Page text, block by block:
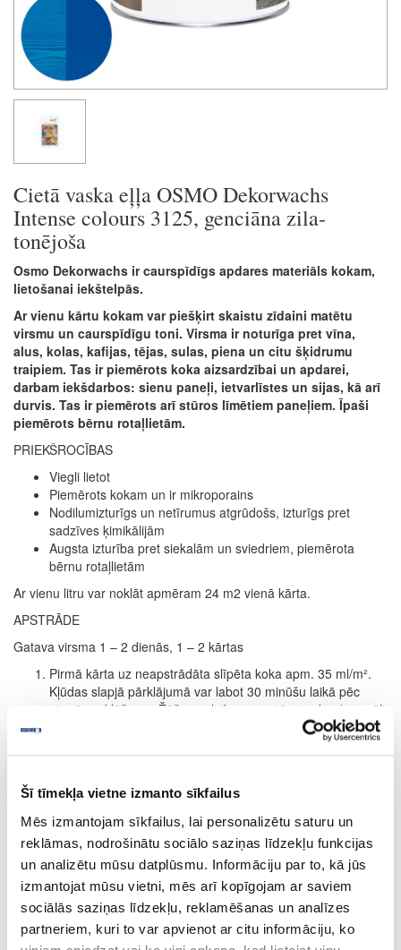
Šī tīmekļa vietne izmanto sīkfailus
Mēs izmantojam sīkfailus, lai personalizētu saturu un
reklāmas, nodrošinātu sociālo saziņas līdzekļu funkcijas
un analizētu mūsu datplūsmu. Informāciju par to, kā jūs
izmantojat mūsu vietni, mēs arī kopīgojam ar saviem
sociālās saziņas līdzekļu, reklamēšanas un analīzes
partneriem, kuri to var apvienot ar citu informāciju, ko
Cietā vaska eļļa OSMO Dekorwachs
Intense colours 3125, genciāna zila-
tonējoša
Osmo Dekorwachs ir caurspīdīgs apdares materiāls kokam,
lietošanai iekštelpās.
Ar vienu kārtu kokam var piešķirt skaistu zīdaini matētu
virsmu un caurspīdīgu toni. Virsma ir noturīga pret vīna,
alus, kolas, kafijas, tējas, sulas, piena un citu šķidrumu
traipiem. Tas ir piemērots koka aizsardzībai un apdarei,
darbam iekšdarbos: sienu paneļi, ietvarlīstes un sijas, kā arī
durvis. Tas ir piemērots arī stūros līmētiem paneļiem. Īpaši
piemērots bērnu rotaļlietām.
PRIEKŠROCĪBAS
Viegli lietot
Piemērots kokam un ir mikroporains
Nodilumizturīgs un netīrumus atgrūdošs, izturīgs pret
sadzīves ķimikālijām
Augsta izturība pret siekalām un sviedriem, piemērota
bērnu rotaļlietām
Ar vienu litru var noklāt apmēram 24 m2 vienā kārta.
APSTRĀDE
Gatava virsma 1 – 2 dienās, 1 – 2 kārtas
Pirmā kārta uz neapstrādāta slīpēta koka apm. 35 ml/m².
Kļūdas slapjā pārklājumā var labot 30 minūšu laikā pēc
pirmās uzklāšanas.Žūšanas laiks apm. 12 stundas (normāli
Zemākas temperatūras un/vai augstāks mitrums var
Gaiši tonēts lazējošs efekts:20 minūšu laikā pēc kārtas
uzklāšanas, noslaucīt ar drānu vai balto pulēšanas disku
koka šķiedru virzienā.
Intensīvs:Ja ir nepieciešama pastiprināta krāsas
intensitāte, atkārtot procesu. (Tomēr maksimāli uzklāt 2
kārtas.) Attiecas tikai uz intensīviemtoņiem.
Kā tonējoša grunts grīdas segumam:žūšanas laiks apm.
24 stundas (12 stundu vietā; skatīt 3. punktu). Otrā kārta
apm. 35 ml/m2 ar Hartwachs-Öl bezkrāsaina. Žūšanas laiks